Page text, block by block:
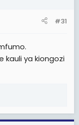
#31
kauli ya kiongozi